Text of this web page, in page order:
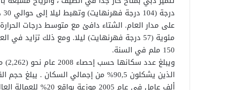
مئوية (57 درجة فهرنهايت) ليلا. ومع ذلك تزايد
150 ملم في السنة.